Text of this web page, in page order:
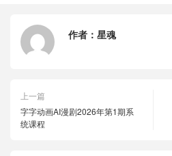
作者： 星魂
上一篇
字字动画AI漫剧2026年第1期系
统课程